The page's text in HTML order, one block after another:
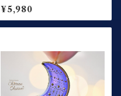
ネームプレート
¥5,980